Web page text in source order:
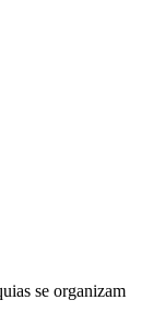
se organizam